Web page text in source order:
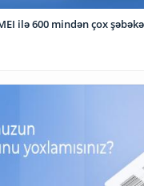
ilə 600 mindən çox